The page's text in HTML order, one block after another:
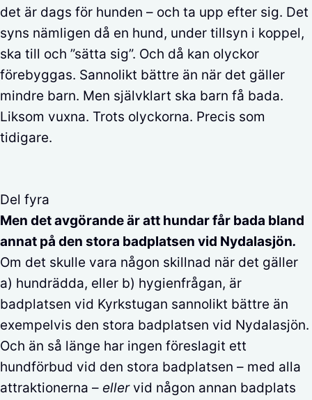
det är dags för hunden – och ta upp efter sig. Det
syns nämligen då en hund, under tillsyn i koppel,
ska till och ”sätta sig”. Och då kan olyckor
förebyggas. Sannolikt bättre än när det gäller
mindre barn. Men självklart ska barn få bada.
Liksom vuxna. Trots olyckorna. Precis som
tidigare.
Del fyra
Men det avgörande är att hundar får bada bland
annat på den stora badplatsen vid Nydalasjön.
Om det skulle vara någon skillnad när det gäller
a) hundrädda, eller b) hygienfrågan, är
badplatsen vid Kyrkstugan sannolikt bättre än
exempelvis den stora badplatsen vid Nydalasjön.
Och än så länge har ingen föreslagit ett
hundförbud vid den stora badplatsen – med alla
attraktionerna – ellervid någon annan badplats